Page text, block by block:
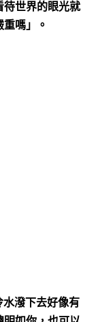
待世界的眼光就
嗎」。
潑下去好像有